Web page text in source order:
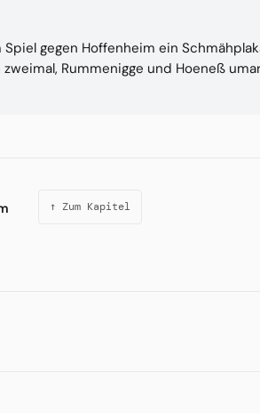
gegen Hoffenheim ein
Rummenigge und Hoeneß
↑ Zum Kapitel